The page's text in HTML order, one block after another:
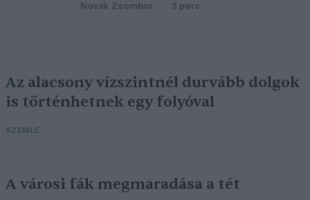
Novák Zsombor 3 perc
Az alacsony vízszintnél durvább dolgok
is történhetnek egy folyóval
SZEMLE
A városi fák megmaradása a tét